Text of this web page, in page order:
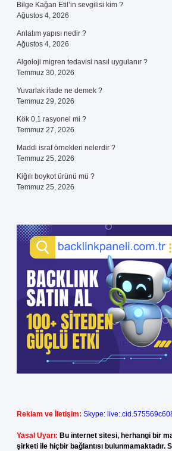
Bilge Kağan Etil’in sevgilisi kim ?
Ağustos 4, 2026
Anlatım yapısı nedir ?
Ağustos 4, 2026
Algoloji migren tedavisi nasıl uygulanır ?
Temmuz 30, 2026
Yuvarlak ifade ne demek ?
Temmuz 29, 2026
Kök 0,1 rasyonel mi ?
Temmuz 27, 2026
Maddi israf örnekleri nelerdir ?
Temmuz 25, 2026
Kiğılı boykot ürünü mü ?
Temmuz 25, 2026
Reklam ve İletişim: Skype:
Yasal Uyarı: Bu internet sitesi, herhangi bir
şirketi ile hiçbir bağlantısı bulunmamaktadır.